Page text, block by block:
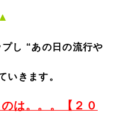
し “あの日の流行や
いきます。
は。。。【２０